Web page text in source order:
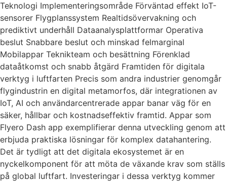
Teknologi Implementeringsområde Förväntad effekt IoT-
sensorer Flygplanssystem Realtidsövervakning och
prediktivt underhåll Dataanalysplattformar Operativa
beslut Snabbare beslut och minskad felmarginal
Mobilappar Teknikteam och besättning Förenklad
dataåtkomst och snabb åtgärd Framtiden för digitala
verktyg i luftfarten Precis som andra industrier genomgår
flygindustrin en digital metamorfos, där integrationen av
IoT, AI och användarcentrerade appar banar väg för en
säker, hållbar och kostnadseffektiv framtid. Appar som
Flyero Dash app exemplifierar denna utveckling genom att
erbjuda praktiska lösningar för komplex datahantering.
Det är tydligt att det digitala ekosystemet är en
nyckelkomponent för att möta de växande krav som ställs
på global luftfart. Investeringar i dessa verktyg kommer